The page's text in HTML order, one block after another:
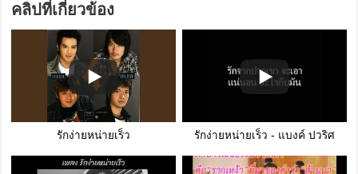
คลิปที่เกี่ยวข้อง
รักง่ายหน่ายเร็ว รักง่ายหน่ายเร็ว - แบงค์ ปวริศ